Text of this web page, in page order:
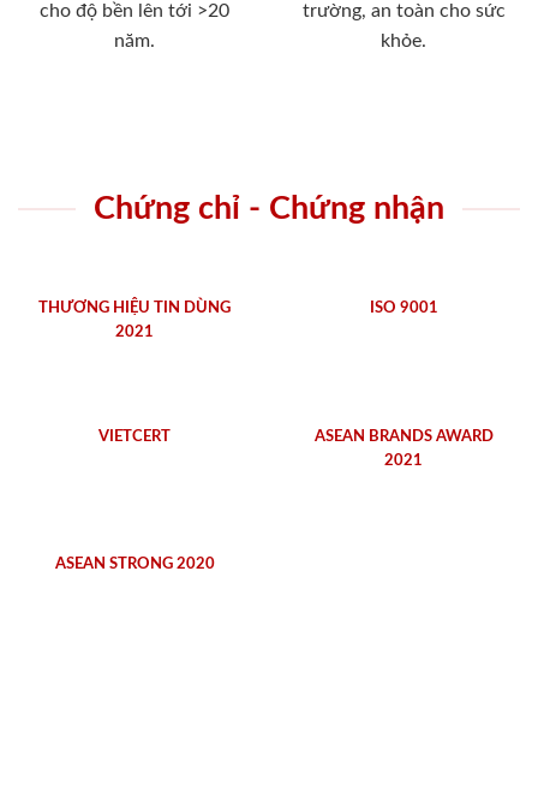
cho độ bền lên tới >20
năm.
trường, an toàn cho sức
khỏe.
Chứng chỉ - Chứng nhận
THƯƠNG HIỆU TIN DÙNG
2021
ISO 9001
VIETCERT
ASEAN BRANDS AWARD
2021
ASEAN STRONG 2020